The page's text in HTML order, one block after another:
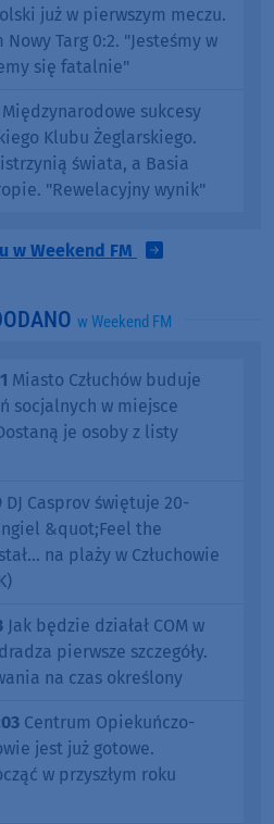
już w pierwszym meczu.
Nowy Targ 0:2. "Jesteśmy w
się fatalnie"
Międzynarodowe sukcesy
Klubu Żeglarskiego.
świata, a Basia
"Rewelacyjny wynik"
w Weekend FM
w Weekend FM
Miasto Człuchów buduje
socjalnych w miejsce
je osoby z listy
DJ Casprov świętuje 20-
&quot;Feel the
na plaży w Człuchowie
Jak będzie działał COM w
pierwsze szczegóły.
na czas określony
Centrum Opiekuńczo-
jest już gotowe.
w przyszłym roku